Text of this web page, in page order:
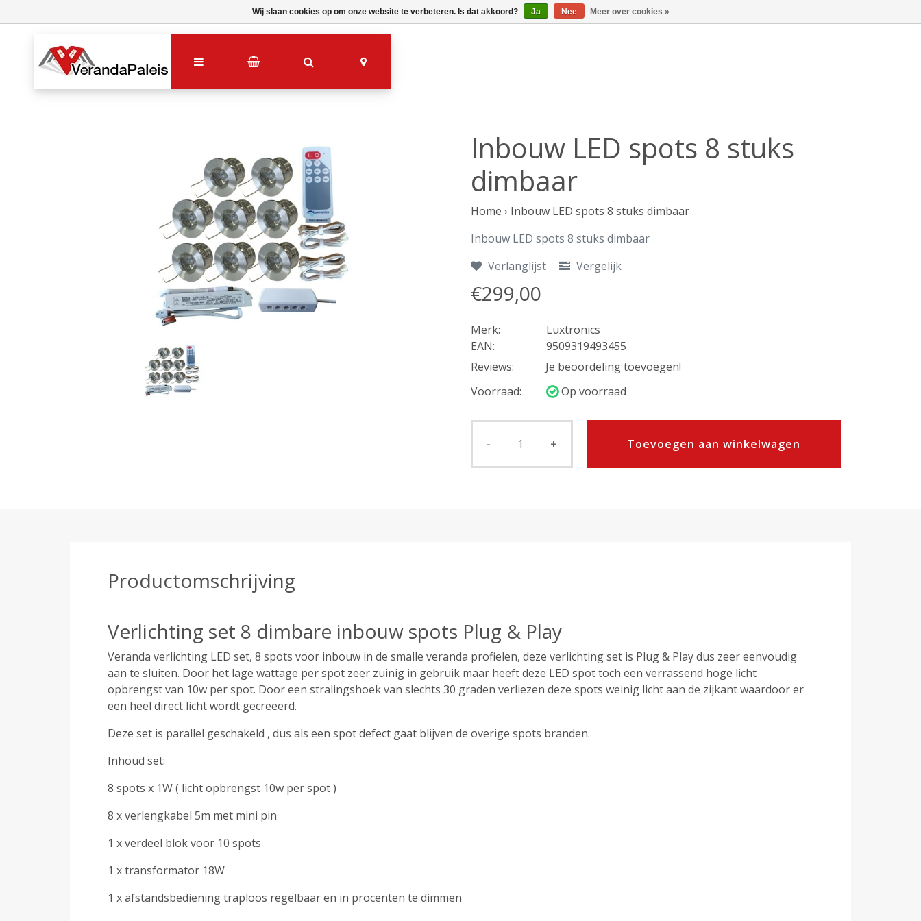
Inbouw LED spots 8 stuks
dimbaar
Home › Inbouw LED spots 8 stuks dimbaar
Inbouw LED spots 8 stuks dimbaar
Verlanglijst
Vergelijk
€299,00
Merk:
Luxtronics
EAN:
9509319493455
Reviews:
Je beoordeling toevoegen!
Voorraad:
Op voorraad
- + Toevoegen aan winkelwagen
Productomschrijving
Verlichting set 8 dimbare inbouw spots Plug & Play
Veranda verlichting LED set, 8 spots voor inbouw in de smalle veranda profielen, deze verlichting set is Plug & Play dus zeer eenvoudig
aan te sluiten. Door het lage wattage per spot zeer zuinig in gebruik maar heeft deze LED spot toch een verrassend hoge licht
opbrengst van 10w per spot. Door een stralingshoek van slechts 30 graden verliezen deze spots weinig licht aan de zijkant waardoor er
een heel direct licht wordt gecreëerd.
Deze set is parallel geschakeld , dus als een spot defect gaat blijven de overige spots branden.
Inhoud set:
8 spots x 1W ( licht opbrengst 10w per spot )
8 x verlengkabel 5m met mini pin
1 x verdeel blok voor 10 spots
1 x transformator 18W
1 x afstandsbediening traploos regelbaar en in procenten te dimmen
Wij slaan cookies op om onze website te verbeteren. Is dat akkoord? Ja Nee Meer over cookies »